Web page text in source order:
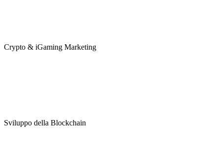
Crypto & iGaming Marketing
Sviluppo della Blockchain